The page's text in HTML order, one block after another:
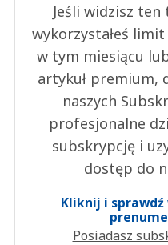
Jeśli widzisz
wykorzystałeś
w tym miesiącu
artykuł premium,
naszych
profesjonalne
subskrypcję i
dostęp do
Kliknij i
Posiadasz